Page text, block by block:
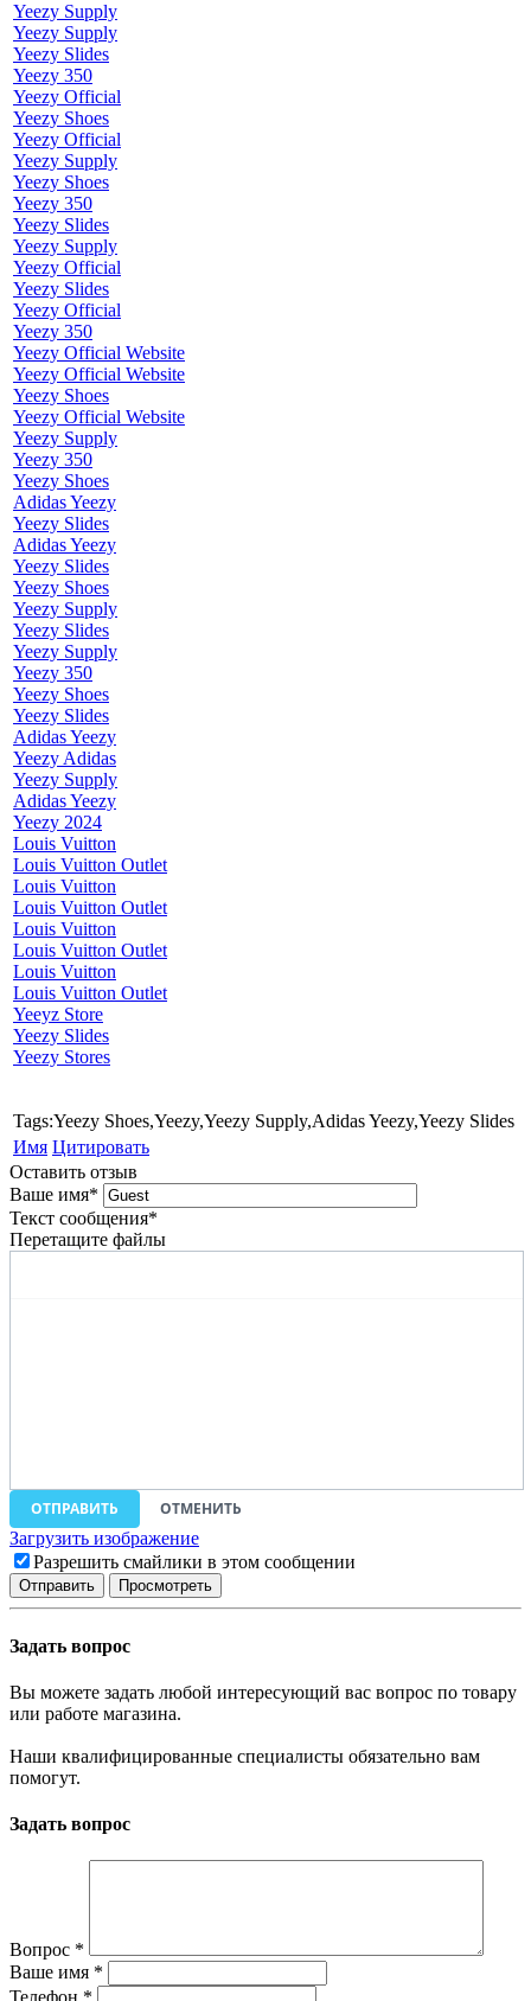
Yeezy Supply
Yeezy Supply
Yeezy Slides
Yeezy 350
Yeezy Official
Yeezy Shoes
Yeezy Official
Yeezy Supply
Yeezy Shoes
Yeezy 350
Yeezy Slides
Yeezy Supply
Yeezy Official
Yeezy Slides
Yeezy Official
Yeezy 350
Yeezy Official Website
Yeezy Official Website
Yeezy Shoes
Yeezy Official Website
Yeezy Supply
Yeezy 350
Yeezy Shoes
Adidas Yeezy
Yeezy Slides
Adidas Yeezy
Yeezy Slides
Yeezy Shoes
Yeezy Supply
Yeezy Slides
Yeezy Supply
Yeezy 350
Yeezy Shoes
Yeezy Slides
Adidas Yeezy
Yeezy Adidas
Yeezy Supply
Adidas Yeezy
Yeezy 2024
Louis Vuitton
Louis Vuitton Outlet
Louis Vuitton
Louis Vuitton Outlet
Louis Vuitton
Louis Vuitton Outlet
Louis Vuitton
Louis Vuitton Outlet
Yeeyz Store
Yeezy Slides
Yeezy Stores
Tags:Yeezy Shoes,Yeezy,Yeezy Supply,Adidas Yeezy,Yeezy Slides
Имя Цитировать
Оставить отзыв
Ваше имя*
Текст сообщения*
Перетащите файлы
ОТПРАВИТЬ
ОТМЕНИТЬ
Загрузить изображение
Разрешить смайлики в этом сообщении
Задать вопрос
Вы можете задать любой интересующий вас вопрос по товару
или работе магазина.
Наши квалифицированные специалисты обязательно вам
помогут.
Задать вопрос
Вопрос *
Ваше имя *